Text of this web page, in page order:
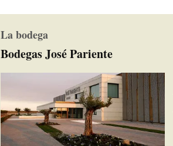
La bodega
Bodegas José Pariente